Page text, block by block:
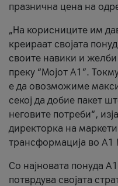
празнична цена на
„На корисниците им
креираат својата
своите навики и
преку “Мојот А1”.
е да овозможиме
секој да добие пакет
неговите потреби“,
директорка на
трансформација во А1
Со најновата понуда
потврдува својата